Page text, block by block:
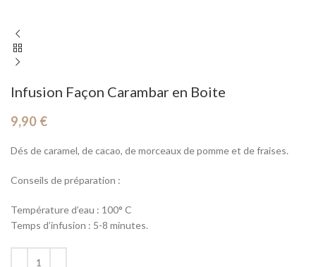
Infusion Façon Carambar en Boite
9,90 €
Dés de caramel, de cacao, de morceaux de pomme et de fraises.
Conseils de préparation :
Température d’eau : 100° C
Temps d’infusion : 5-8 minutes.